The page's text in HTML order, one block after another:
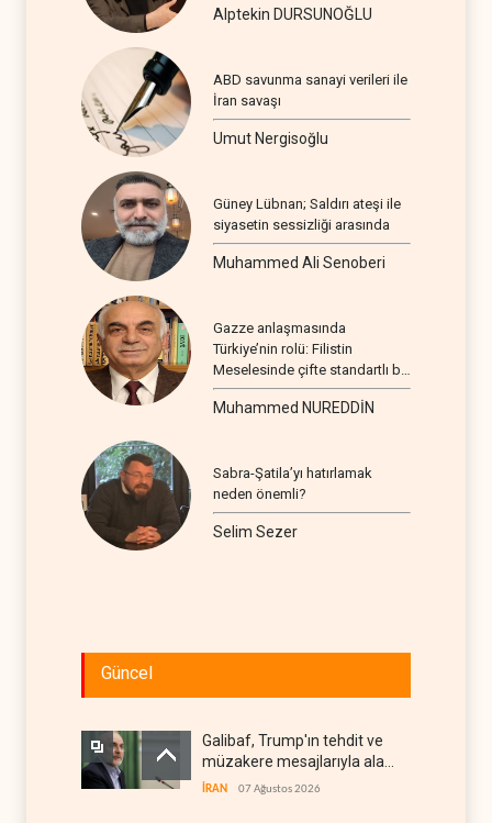
Alptekin DURSUNOĞLU
ABD savunma sanayi verileri ile
İran savaşı
Umut Nergisoğlu
Güney Lübnan; Saldırı ateşi ile
siyasetin sessizliği arasında
Muhammed Ali Senoberi
Gazze anlaşmasında
Türkiye’nin rolü: Filistin
Meselesinde çifte standartlı bir
seyir
Muhammed NUREDDİN
Sabra-Şatila’yı hatırlamak
neden önemli?
Selim Sezer
Güncel
Galibaf, Trump'ın tehdit ve
müzakere mesajlarıyla alay
etti
İRAN 07 Ağustos 2026